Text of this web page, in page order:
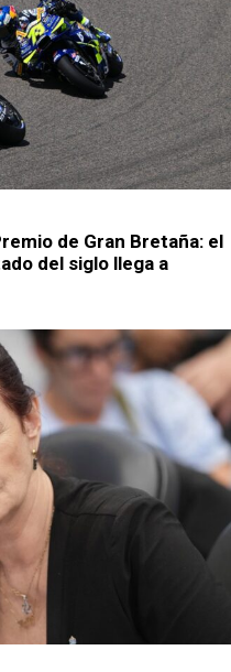
de Gran Bretaña: el
del siglo llega a